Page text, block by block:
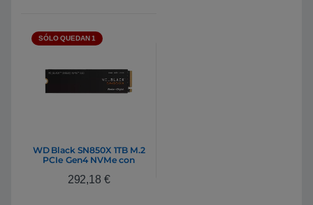
SÓLO QUEDAN 1
WD Black SN850X 1TB M.2
PCIe Gen4 NVMe con
292,18 €